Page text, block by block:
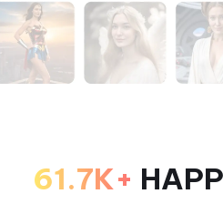
61.7K+